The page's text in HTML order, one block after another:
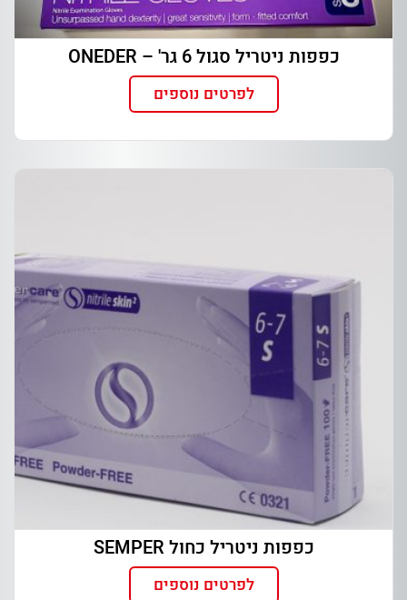
כפפות ניטריל סגול 6 גר' – ONEDER
לפרטים נוספים
כפפות ניטריל כחול SEMPER
לפרטים נוספים